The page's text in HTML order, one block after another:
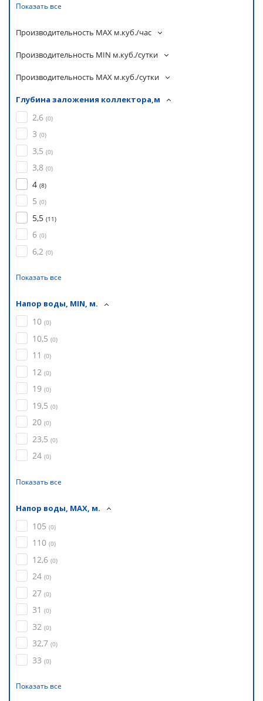
Показать все
Производительность MAX м.куб./час
Производительность MIN м.куб./сутки
Производительность MAX м.куб./сутки
Глубина заложения коллектора,м
2,6 (0)
3 (0)
3,5 (0)
3,8 (0)
4 (8)
5 (0)
5,5 (11)
6 (0)
6,2 (0)
Показать все
Напор воды, MIN, м.
10 (0)
10,5 (0)
11 (0)
12 (0)
19 (0)
19,5 (0)
20 (0)
23,5 (0)
24 (0)
Показать все
Напор воды, MAX, м.
105 (0)
110 (0)
12,6 (0)
24 (0)
27 (0)
31 (0)
32 (0)
32,7 (0)
33 (0)
Показать все